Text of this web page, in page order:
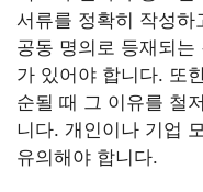
서류를 정확히 작성
공동 명의로 등재되
가 있어야 합니다. 또
순될 때 그 이유를 철
니다. 개인이나 기업
유의해야 합니다.